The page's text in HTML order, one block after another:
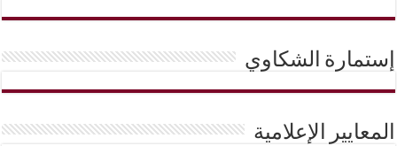
إستمارة الشكاوي
المعايير الإعلامية